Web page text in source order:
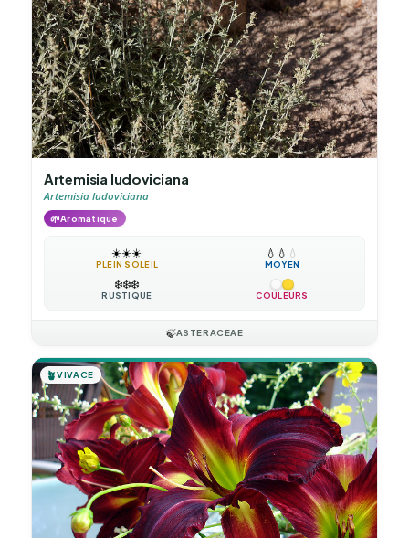
Artemisia ludoviciana
Artemisia ludoviciana
🌱Aromatique
☀️☀️☀️
PLEIN SOLEIL
💧 💧 💧
MOYEN
❄️❄️❄️
RUSTIQUE COULEURS
🍃ASTERACEAE
🪴VIVACE